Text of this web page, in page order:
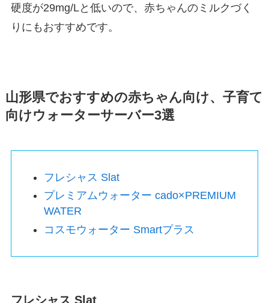
硬度が29mg/Lと低いので、赤ちゃんのミルクづく
りにもおすすめです。
山形県でおすすめの赤ちゃん向け、子育て
向けウォーターサーバー3選
フレシャス Slat
プレミアムウォーター cado×PREMIUM
WATER
コスモウォーター Smartプラス
フレシャス Slat